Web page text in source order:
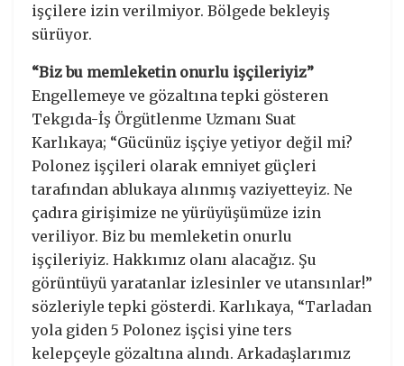
işçilere izin verilmiyor. Bölgede bekleyiş
sürüyor.
“Biz bu memleketin onurlu işçileriyiz”
Engellemeye ve gözaltına tepki gösteren
Tekgıda-İş Örgütlenme Uzmanı Suat
Karlıkaya; “Gücünüz işçiye yetiyor değil mi?
Polonez işçileri olarak emniyet güçleri
tarafından ablukaya alınmış vaziyetteyiz. Ne
çadıra girişimize ne yürüyüşümüze izin
veriliyor. Biz bu memleketin onurlu
işçileriyiz. Hakkımız olanı alacağız. Şu
görüntüyü yaratanlar izlesinler ve utansınlar!”
sözleriyle tepki gösterdi. Karlıkaya, “Tarladan
yola giden 5 Polonez işçisi yine ters
kelepçeyle gözaltına alındı. Arkadaşlarımız